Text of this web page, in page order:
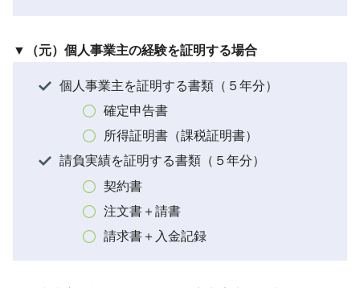
▼（元）個人事業主の経験を証明する場合
個人事業主を証明する書類（５年分）
確定申告書
所得証明書（課税証明書）
請負実績を証明する書類（５年分）
契約書
注文書＋請書
請求書＋入金記録